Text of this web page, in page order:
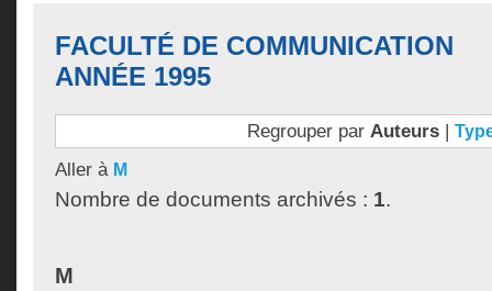
FACULTÉ DE COMMUNICATION
ANNÉE 1995
Regrouper par Auteurs|
Aller à M
Nombre de documents archivés : 1.
M